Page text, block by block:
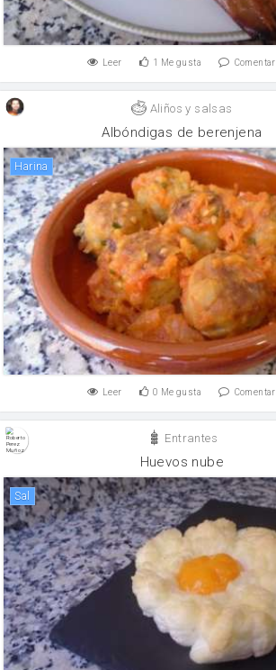
Leer 1 Me gusta Comentar
Aliños y salsas
Albóndigas de berenjena
harina
Leer 0 Me gusta Comentar
Entrantes
Huevos nube
sal